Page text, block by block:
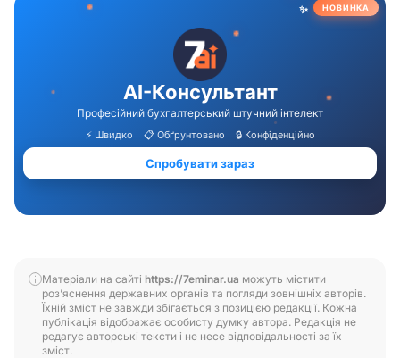
Матеріали на сайті https://7eminar.ua можуть містити
роз’яснення державних органів та погляди зовнішніх авторів.
Їхній зміст не завжди збігається з позицією редакції. Кожна
публікація відображає особисту думку автора. Редакція не
редагує авторські тексти і не несе відповідальності за їх
зміст.